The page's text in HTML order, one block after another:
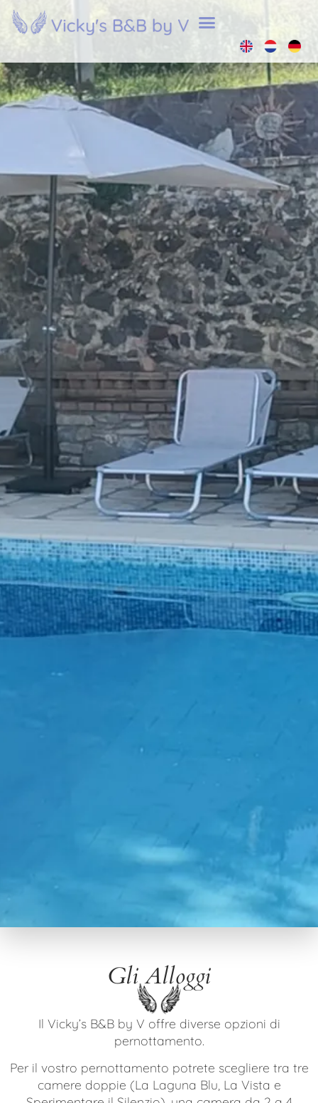
Gli Alloggi
Il Vicky’s B&B by V offre diverse opzioni di
pernottamento.
Per il vostro pernottamento potrete scegliere tra tre
camere doppie (La Laguna Blu, La Vista e